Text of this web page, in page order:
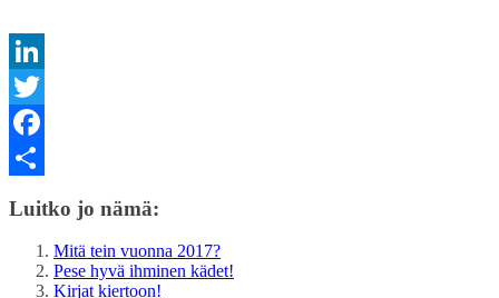
LinkedIn
Twitter
Facebook
Luitko jo nämä:
Mitä tein vuonna 2017?
Pese hyvä ihminen kädet!
Kirjat kiertoon!